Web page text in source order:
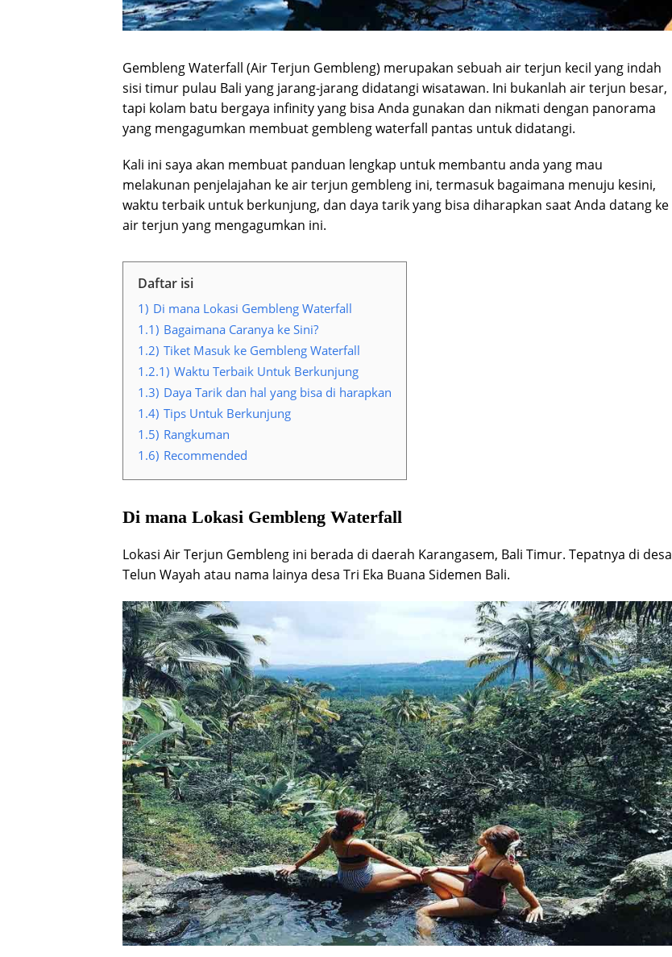
Gembleng Waterfall (Air Terjun Gembleng) merupakan sebuah air terjun kecil yang indah
sisi timur pulau Bali yang jarang-jarang didatangi wisatawan. Ini bukanlah air terjun besar,
tapi kolam batu bergaya infinity yang bisa Anda gunakan dan nikmati dengan panorama
yang mengagumkan membuat gembleng waterfall pantas untuk didatangi.
Kali ini saya akan membuat panduan lengkap untuk membantu anda yang mau
melakunan penjelajahan ke air terjun gembleng ini, termasuk bagaimana menuju kesini,
waktu terbaik untuk berkunjung, dan daya tarik yang bisa diharapkan saat Anda datang ke
air terjun yang mengagumkan ini.
Daftar isi
1) Di mana Lokasi Gembleng Waterfall
1.1) Bagaimana Caranya ke Sini?
1.2) Tiket Masuk ke Gembleng Waterfall
1.2.1) Waktu Terbaik Untuk Berkunjung
1.3) Daya Tarik dan hal yang bisa di harapkan
1.4) Tips Untuk Berkunjung
1.5) Rangkuman
1.6) Recommended
Di mana Lokasi Gembleng Waterfall
Lokasi Air Terjun Gembleng ini berada di daerah Karangasem, Bali Timur. Tepatnya di desa
Telun Wayah atau nama lainya desa Tri Eka Buana Sidemen Bali.